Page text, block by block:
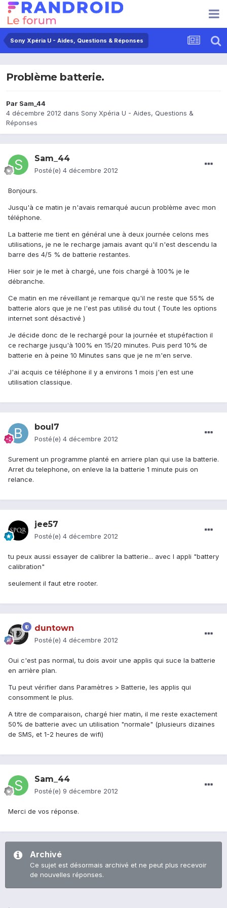
Sony Xpéria U - Aides, Questions & Réponses
Problème batterie.
Par Sam_44
4 décembre 2012 dans Sony Xpéria U - Aides, Questions &
Réponses
Sam_44
Posté(e) 4 décembre 2012
Bonjours.
Jusqu'à ce matin je n'avais remarqué aucun problème avec mon
téléphone.
La batterie me tient en général une à deux journée celons mes
utilisations, je ne le recharge jamais avant qu'il n'est descendu la
barre des 4/5 % de batterie restantes.
Hier soir je le met à chargé, une fois chargé à 100% je le
débranche.
Ce matin en me réveillant je remarque qu'il ne reste que 55% de
batterie alors que je ne l'est pas utilisé du tout ( Toute les options
internet sont désactivé )
Je décide donc de le rechargé pour la journée et stupéfaction il
ce recharge jusqu'à 100% en 15/20 minutes. Puis perd 10% de
batterie en à peine 10 Minutes sans que je ne m'en serve.
J'ai acquis ce téléphone il y a environs 1 mois j'en est une
utilisation classique.
boul7
Posté(e) 4 décembre 2012
Surement un programme planté en arriere plan qui use la batterie.
Arret du telephone, on enleve la la batterie 1 minute puis on
relance.
jee57
Posté(e) 4 décembre 2012
tu peux aussi essayer de calibrer la batterie... avec l appli "battery
calibration"
seulement il faut etre rooter.
duntown
Posté(e) 4 décembre 2012
Oui c'est pas normal, tu dois avoir une applis qui suce la batterie
en arrière plan.
Tu peut vérifier dans Paramètres > Batterie, les applis qui
consomment le plus.
A titre de comparaison, chargé hier matin, il me reste exactement
50% de batterie avec un utilisation "normale" (plusieurs dizaines
de SMS, et 1-2 heures de wifi)
Sam_44
Posté(e) 9 décembre 2012
Merci de vos réponse.
Archivé
Ce sujet est désormais archivé et ne peut plus recevoir
de nouvelles réponses.